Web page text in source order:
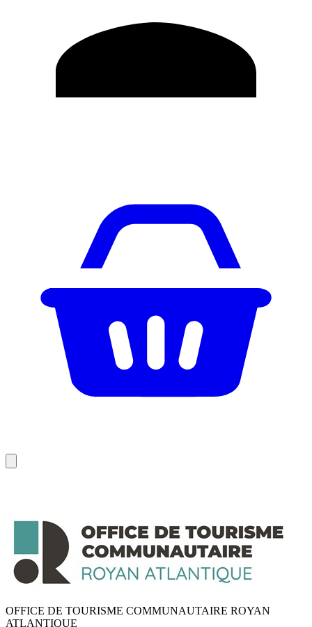
OFFICE DE TOURISME COMMUNAUTAIRE ROYAN
ATLANTIQUE